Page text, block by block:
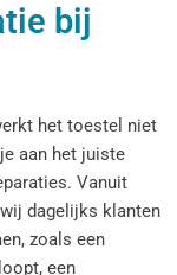
bij
het toestel niet
aan het juiste
Vanuit
dagelijks klanten
zoals een
een